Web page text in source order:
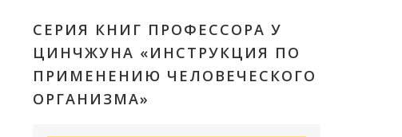
СЕРИЯ КНИГ ПРОФЕССОРА У
ЦИНЧЖУНА «ИНСТРУКЦИЯ ПО
ПРИМЕНЕНИЮ ЧЕЛОВЕЧЕСКОГО
ОРГАНИЗМА»